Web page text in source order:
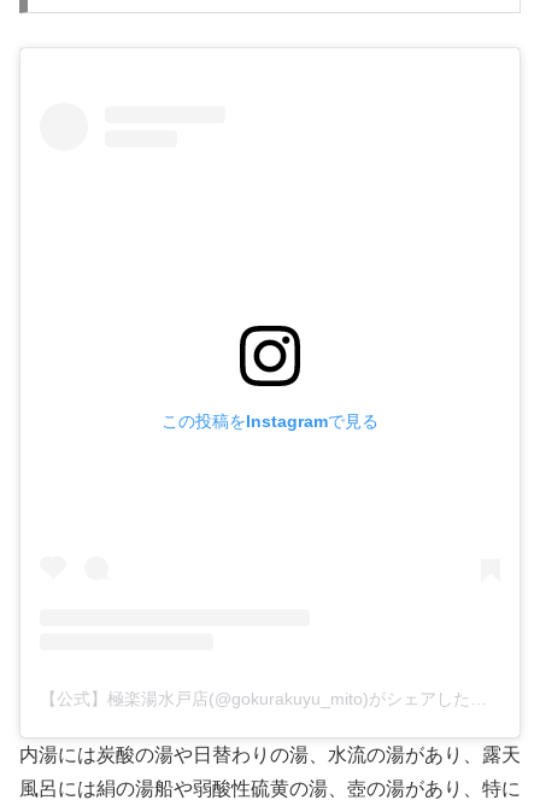
この投稿をInstagramで見る
【公式】極楽湯水戸店(@gokurakuyu_mito)がシェアした投稿
内湯には炭酸の湯や日替わりの湯、水流の湯があり、露天
風呂には絹の湯船や弱酸性硫黄の湯、壺の湯があり、特に